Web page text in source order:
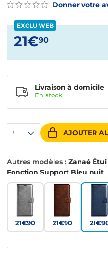
Donner votre
EXCLU WEB
21€90
1 AJOUTER
Livraison à domicile
En stock
Autres modèles : Zanaé
Fonction Support Bleu nuit
21€90 21€90